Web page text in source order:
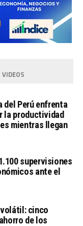
VIDEOS
del Perú enfrenta
la productividad
mientras llegan
supervisiones
ante el
cinco
de los